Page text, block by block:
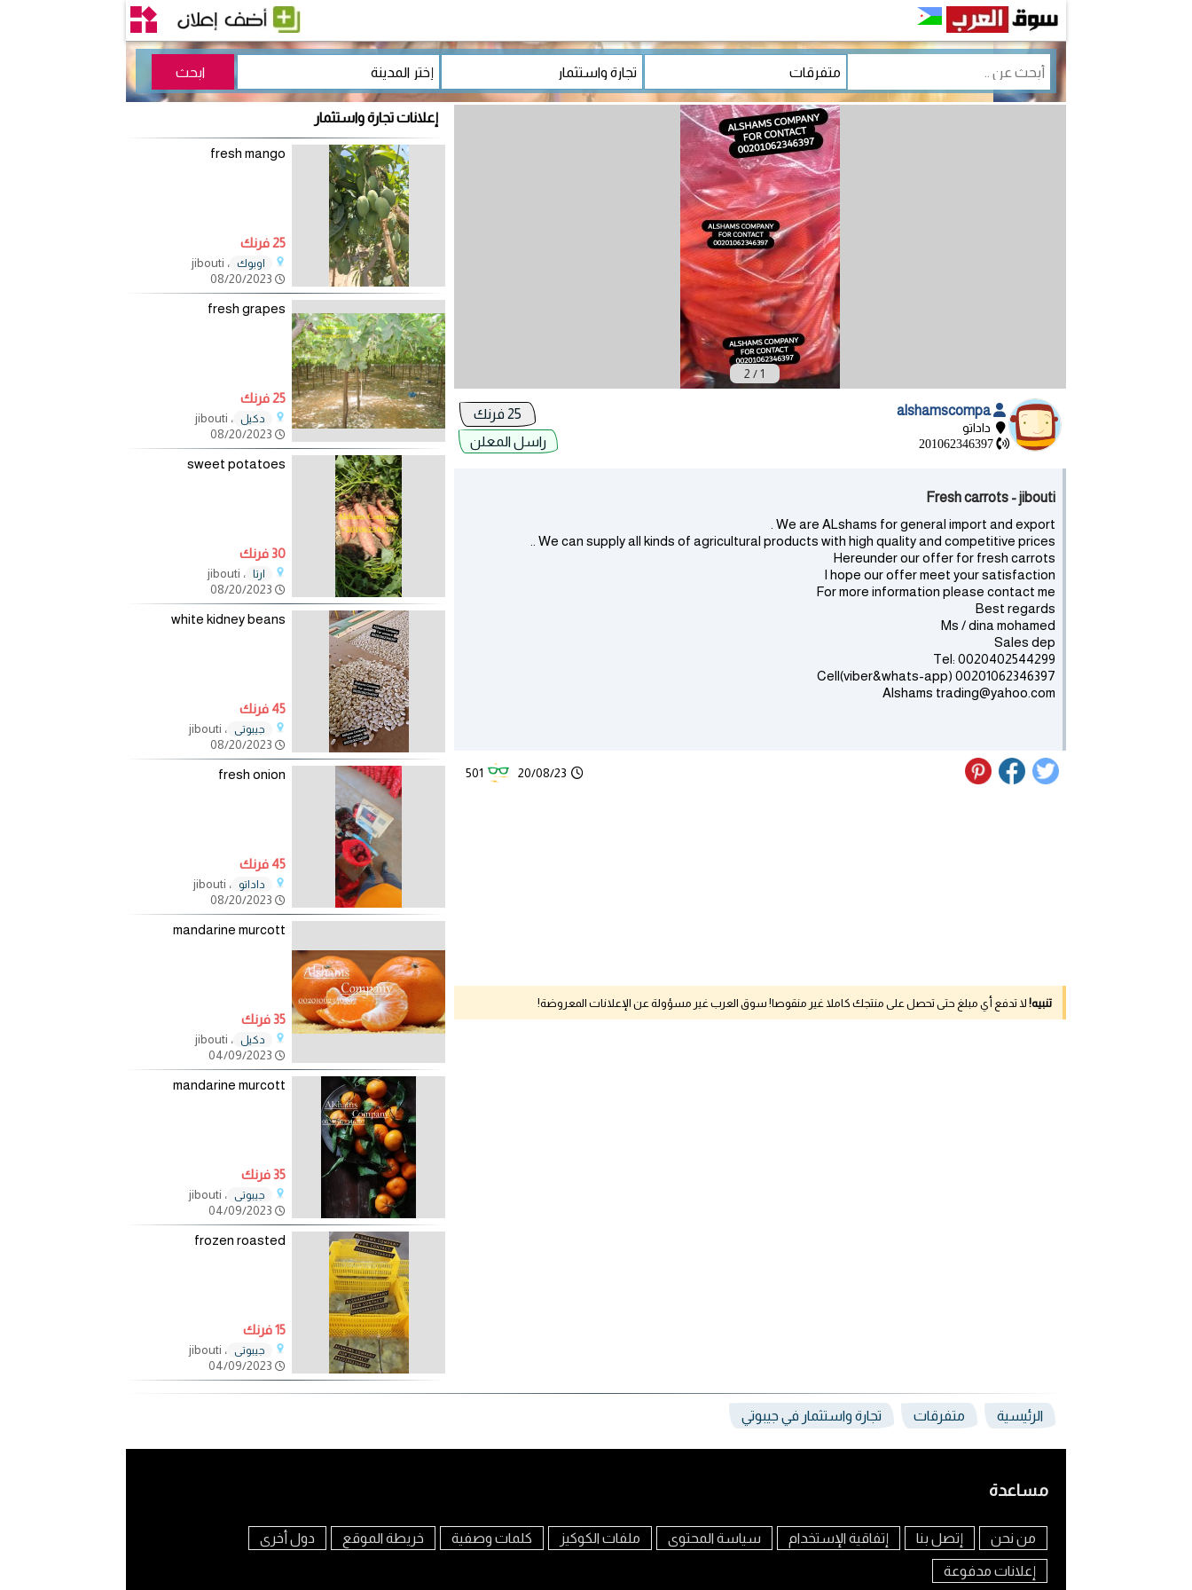
1
/
2
alshamscompa
داداتو
201062346397
راسل المعلن
Fresh carrots - jibouti
We are ALshams for general import and export .
We can supply all kinds of agricultural products with high quality and competitive prices ..
Hereunder our offer for fresh carrots
I hope our offer meet your satisfaction
For more information please contact me
Best regards
Ms / dina mohamed
Sales dep
Tel: 0020402544299
Cell(viber&whats-app) 00201062346397
Alshams trading@yahoo.com
20/08/23
501
تنبيه! لا تدفع أي مبلغ حتى تحصل على منتجك كاملا غير منقوصا! سوق العرب غير مسؤولة عن الإعلانات المعروضة!
إعلانات تجارة واستثمار
fresh mango
25 فرنك
اوبوك ، jibouti
08/20/2023
fresh grapes
25 فرنك
دكيل ، jibouti
08/20/2023
sweet potatoes
30 فرنك
ارتا ، jibouti
08/20/2023
white kidney beans
45 فرنك
جيبوتي
، jibouti
08/20/2023
fresh onion
45 فرنك
داداتو
، jibouti
08/20/2023
mandarine murcott
35 فرنك
دكيل ، jibouti
04/09/2023
mandarine murcott
35 فرنك
جيبوتي
، jibouti
04/09/2023
frozen roasted
15 فرنك
جيبوتي
، jibouti
04/09/2023
الرئيسية متفرقات تجارة واستثمار في جيبوتي
مساعدة
من نحن إتصل بنا إتفاقية الإستخدام سياسة المحتوى ملفات الكوكيز كلمات وصفية خريطة الموقع دول أخرى
إعلانات مدفوعة